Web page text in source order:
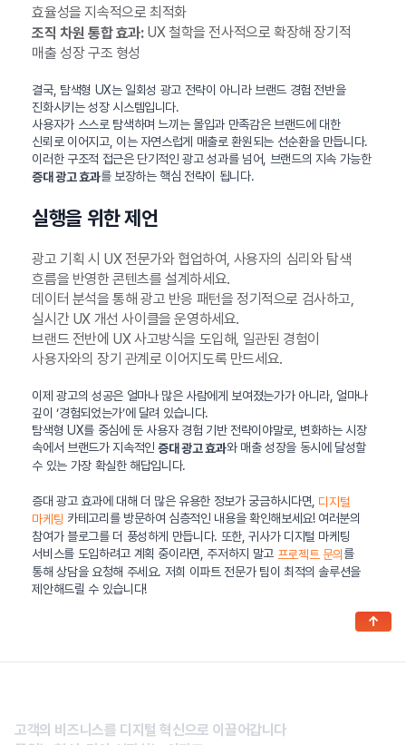
효율성을 지속적으로 최적화
조직 차원 통합 효과:UX 철학을 전사적으로 확장해 장기적
매출 성장 구조 형성
결국, 탐색형 UX는 일회성 광고 전략이 아니라 브랜드 경험 전반을
진화시키는 성장 시스템입니다.
사용자가 스스로 탐색하며 느끼는 몰입과 만족감은 브랜드에 대한
신뢰로 이어지고, 이는 자연스럽게 매출로 환원되는 선순환을 만듭니다.
이러한 구조적 접근은 단기적인 광고 성과를 넘어, 브랜드의 지속 가능한
증대 광고 효과를 보장하는 핵심 전략이 됩니다.
실행을 위한 제언
광고 기획 시 UX 전문가와 협업하여, 사용자의 심리와 탐색
흐름을 반영한 콘텐츠를 설계하세요.
데이터 분석을 통해 광고 반응 패턴을 정기적으로 검사하고,
실시간 UX 개선 사이클을 운영하세요.
브랜드 전반에 UX 사고방식을 도입해, 일관된 경험이
사용자와의 장기 관계로 이어지도록 만드세요.
이제 광고의 성공은 얼마나 많은 사람에게 보여졌는가가 아니라, 얼마나
깊이 ‘경험되었는가’에 달려 있습니다.
탐색형 UX를 중심에 둔 사용자 경험 기반 전략이야말로, 변화하는 시장
속에서 브랜드가 지속적인증대 광고 효과와 매출 성장을 동시에 달성할
수 있는 가장 확실한 해답입니다.
증대 광고 효과에 대해 더 많은 유용한 정보가 궁금하시다면, 디지털
마케팅 카테고리를 방문하여 심층적인 내용을 확인해보세요! 여러분의
참여가 블로그를 더 풍성하게 만듭니다. 또한, 귀사가 디지털 마케팅
서비스를 도입하려고 계획 중이라면, 주저하지 말고 프로젝트 문의 를
통해 상담을 요청해 주세요. 저희 이파트 전문가 팀이 최적의 솔루션을
제안해드릴 수 있습니다!
고객의 비즈니스를 디지털 혁신으로 이끌어갑니다
↑